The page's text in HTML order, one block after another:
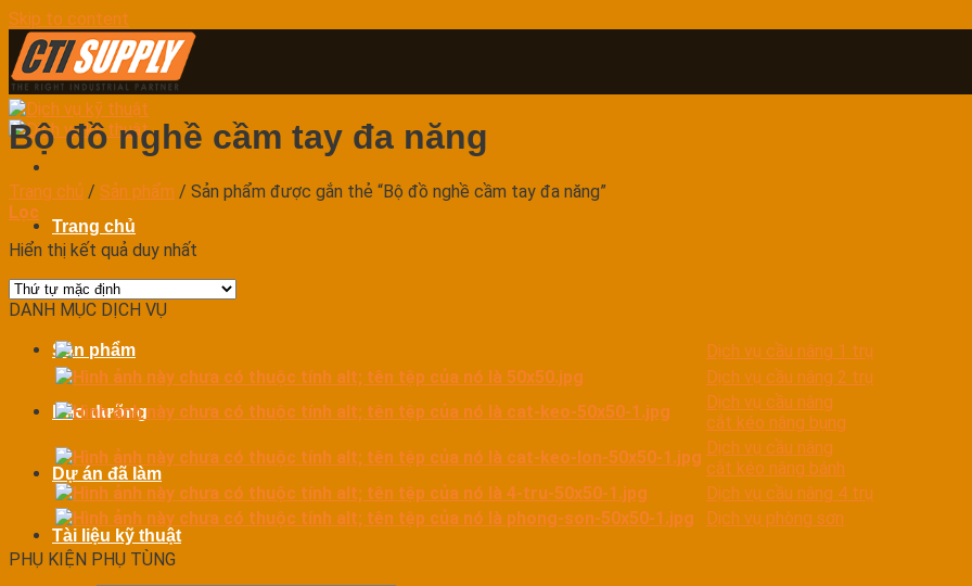
Skip to content
Trang chủ
Dịch vụ
Sản phẩm
Bảo dưỡng
Dự án đã làm
Tài liệu kỹ thuật
Bộ đồ nghề cầm tay đa năng
Trang chủ / Sản phẩm / Sản phẩm được gắn thẻ “Bộ đồ nghề cầm tay đa năng”
Lọc
Hiển thị kết quả duy nhất
DANH MỤC DỊCH VỤ
Dịch vụ cầu nâng 1 trụ
Dịch vụ cầu nâng 2 trụ
Dịch vụ cầu nâng
cắt kéo nâng bụng
Dịch vụ cầu nâng
cắt kéo nâng bánh
Dịch vụ cầu nâng 4 trụ
Dịch vụ phòng sơn
PHỤ KIỆN PHỤ TÙNG